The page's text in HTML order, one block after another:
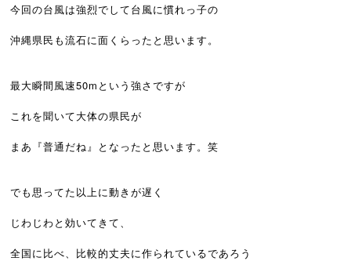
今回の台風は強烈でして台風に慣れっ子の
沖縄県民も流石に面くらったと思います。
最大瞬間風速50mという強さですが
これを聞いて大体の県民が
まあ『普通だね』となったと思います。笑
でも思ってた以上に動きが遅く
じわじわと効いてきて、
全国に比べ、比較的丈夫に作られているであろう